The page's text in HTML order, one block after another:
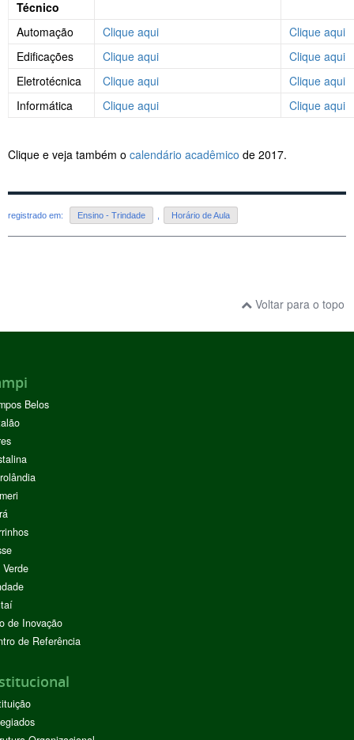
Técnico
Automação Clique aqui
Clique aqui
Edificações
Clique aqui
Clique aqui
Eletrotécnica
Clique aqui
Clique aqui
Informática
Clique aqui Clique aqui
Clique e veja também o calendário acadêmico de 2017.
registrado em: Ensino - Trindade Horário de Aula
Voltar para o topo
Belos
de Inovação
de Referência